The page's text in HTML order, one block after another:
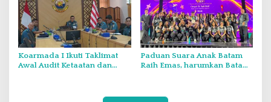
Koarmada I Ikuti Taklimat
Awal Audit Ketaatan dan
Paduan Suara Anak Batam
Raih Emas, harumkan Batam